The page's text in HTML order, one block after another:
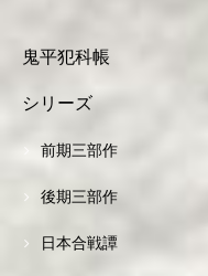
鬼平犯科帳
シリーズ
前期三部作
後期三部作
日本合戦譚